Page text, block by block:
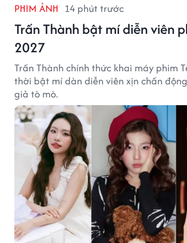
PHIM ẢNH 14 phút trước
Trấn Thành bật mí diễn viên
2027
Trấn Thành chính thức khai máy phim
thời bật mí dàn diễn viên xịn chấn
giả tò mò.